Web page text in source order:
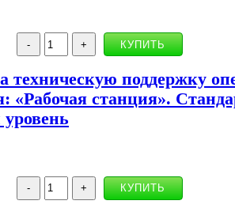
техническую поддержку
«Рабочая станция».